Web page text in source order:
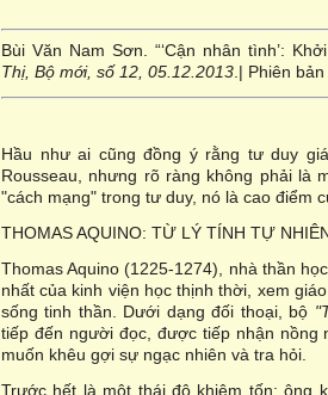
Bùi Văn Nam Sơn. “‘Cận nhân tình’:
Thị, Bộ mới, số 12, 05.12.2013 .| Phiên
Hầu như ai cũng đồng ý rằng tư duy
Rousseau, nhưng rõ ràng không phải là
"cách mạng" trong tư duy, nó là cao điểm
THOMAS AQUINO: TỪ LÝ TÍNH TỰ
Thomas Aquino (1225-1274), nhà thần
nhất của kinh viện học thịnh thời, xem
sống tinh thần. Dưới dạng đối thoại, bộ
tiếp đến người đọc, được tiếp nhận nồng
muốn khêu gợi sự ngạc nhiên và tra hỏi.
Trước hết là một thái độ khiêm tốn: ông